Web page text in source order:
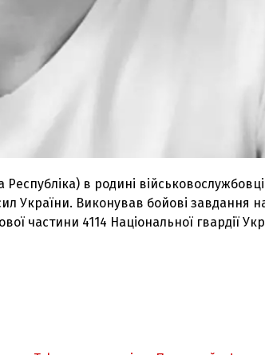
в родині
України. Виконував бойові завдання
частини 4114 Національної гвардії